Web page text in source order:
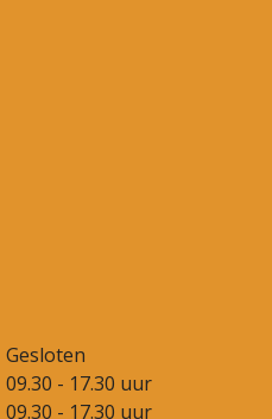
Gesloten
09.30 - 17.30 uur
09.30 - 17.30 uur